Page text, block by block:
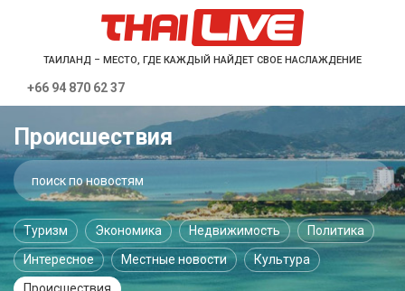
ТАИЛАНД – МЕСТО, ГДЕ КАЖДЫЙ НАЙДЕТ СВОЕ НАСЛАЖДЕНИЕ
+66 94 870 62 37
Происшествия
Туризм Экономика Недвижимость
Политика
Интересное
Местные новости
Культура